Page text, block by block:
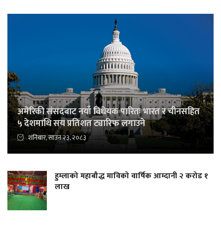
अमेरिकी संसदबाट नयाँ विधेयक पारितः भारत र चीनसहित
५ देशमाथि सय प्रतिशत ट्यारिफ लगाउने
शनिबार, साउन २३, २०८३
हुम्लाको महाबौद्ध माविको वार्षिक आम्दानी २ करोड १
लाख